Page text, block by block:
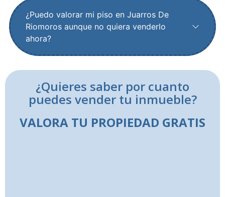
¿Puedo valorar mi piso en Juarros De
Riomoros aunque no quiera venderlo
ahora?
¿Quieres saber por cuanto
puedes vender tu inmueble?
VALORA TU PROPIEDAD GRATIS